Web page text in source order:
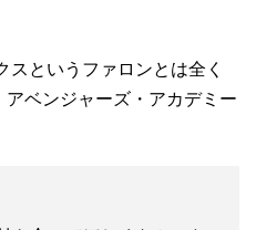
スというファロンとは全く
ベンジャーズ・アカデミー